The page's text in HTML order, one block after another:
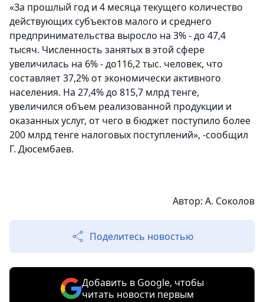
«За прошлый год и 4 месяца текущего количество
действующих субъектов малого и среднего
предпринимательства выросло на 3% - до 47,4
тысяч. Численность занятых в этой сфере
увеличилась на 6% - до116,2 тыс. человек, что
составляет 37,2% от экономически активного
населения. На 27,4% до 815,7 млрд тенге,
увеличился объем реализованной продукции и
оказанных услуг, от чего в бюджет поступило более
200 млрд тенге налоговых поступлений», -сообщил
Г. Дюсембаев.
Автор: А. Соколов
Поделитесь новостью
Добавить в Google, чтобы
читать новости первым